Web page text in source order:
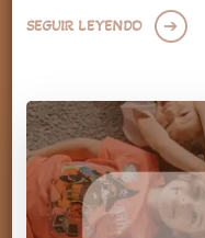
SEGUIR LEYENDO